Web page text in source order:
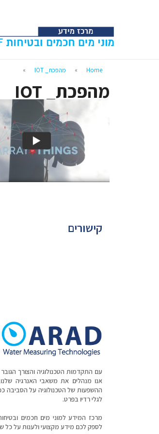
Home
» מהפכת_ IOT »
מהפכת_ IOT
קישורים
עם התקדמות הטכנולוגיה והצורך
אנו מנהלים את משאבי האנרגיה
ההשפעות של הטכנולוגיה על הסביבה
לגלי רדיו בפרט.
לספק לכם מידע מקצועי ולענות על כל